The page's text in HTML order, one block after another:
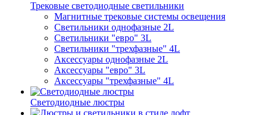
Трековые светодиодные светильники
Магнитные трековые системы освещения
Светильники однофазные 2L
Светильники "евро" 3L
Светильники "трехфазные" 4L
Аксессуары однофазные 2L
Аксессуары "евро" 3L
Аксессуары "трехфазные" 4L
Светодиодные люстры